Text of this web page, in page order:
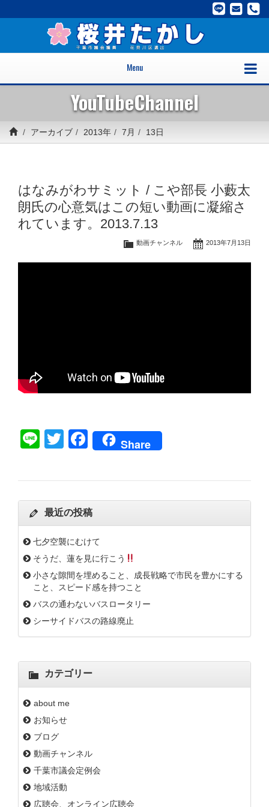
Menu
YouTubeChannel
アーカイブ 2013年 7月 13日
はなみがわサミット / こや部長 小藪太
朗氏の心意気はこの短い動画に凝縮さ
れています。2013.7.13
2013年7月13日
動画チャンネル
LineTwitterFacebook
Share
最近の投稿
七夕空襲にむけて
そうだ、蓮を見に行こう
小さな隙間を埋めること、成長戦略で市民を豊かにする
こと、スピード感を持つこと
バスの通わないバスロータリー
シーサイドバスの路線廃止
カテゴリー
about me
お知らせ
ブログ
動画チャンネル
千葉市議会定例会
地域活動
広聴会、オンライン広聴会